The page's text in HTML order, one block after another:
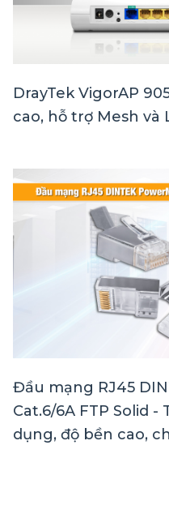
DrayTek VigorAP
cao, hỗ trợ Mesh và
Đầu mạng RJ45
Cat.6/6A FTP Solid
dụng, độ bền cao,